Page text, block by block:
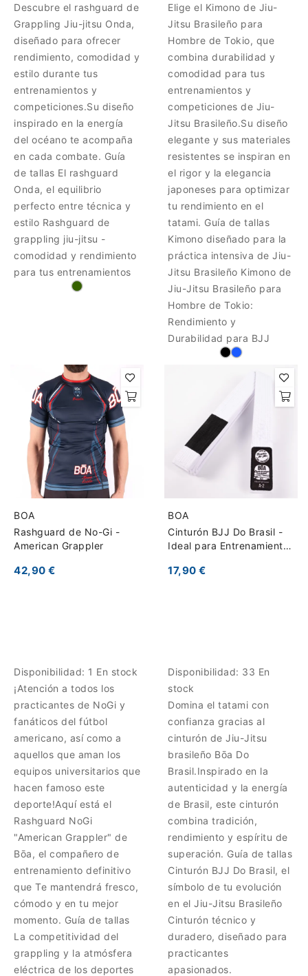
Descubre el rashguard de
Grappling Jiu-jitsu Onda,
diseñado para ofrecer
rendimiento, comodidad y
estilo durante tus
entrenamientos y
competiciones.Su diseño
inspirado en la energía
del océano te acompaña
en cada combate. Guía
de tallas El rashguard
Onda, el equilibrio
perfecto entre técnica y
estilo Rashguard de
grappling jiu-jitsu -
comodidad y rendimiento
para tus entrenamientos
Elige el Kimono de Jiu-
Jitsu Brasileño para
Hombre de Tokio, que
combina durabilidad y
comodidad para tus
entrenamientos y
competiciones de Jiu-
Jitsu Brasileño.Su diseño
elegante y sus materiales
resistentes se inspiran en
el rigor y la elegancia
japoneses para optimizar
tu rendimiento en el
tatami. Guía de tallas
Kimono diseñado para la
práctica intensiva de Jiu-
Jitsu Brasileño Kimono de
Jiu-Jitsu Brasileño para
Hombre de Tokio:
Rendimiento y
Durabilidad para BJJ
BOA
Rashguard de No-Gi -
American Grappler
42,90 €
Disponibilidad: 1 En stock
¡Atención a todos los
practicantes de NoGi y
fanáticos del fútbol
americano, así como a
aquellos que aman los
equipos universitarios que
hacen famoso este
deporte!Aquí está el
Rashguard NoGi
"American Grappler" de
Bōa, el compañero de
entrenamiento definitivo
que Te mantendrá fresco,
cómodo y en tu mejor
momento. Guía de tallas
La competitividad del
grappling y la atmósfera
eléctrica de los deportes
BOA
Cinturón BJJ Do Brasil -
Ideal para Entrenamiento
17,90 €
Disponibilidad: 33 En
stock
Domina el tatami con
confianza gracias al
cinturón de Jiu-Jitsu
brasileño Bōa Do
Brasil.Inspirado en la
autenticidad y la energía
de Brasil, este cinturón
combina tradición,
rendimiento y espíritu de
superación. Guía de tallas
Cinturón BJJ Do Brasil, el
símbolo de tu evolución
en el Jiu-Jitsu Brasileño
Cinturón técnico y
duradero, diseñado para
practicantes
apasionados.